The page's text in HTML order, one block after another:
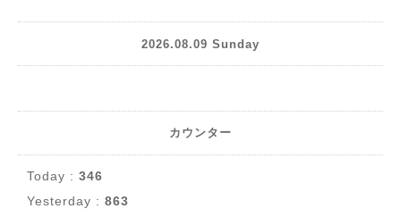
2026.08.09 Sunday
カウンター
Today : 346
Yesterday : 863